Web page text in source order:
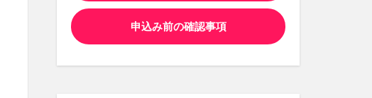
申込み前の確認事項